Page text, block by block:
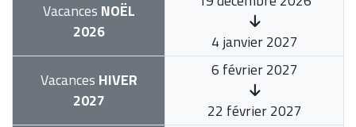
Vacances NOËL
2026
4 janvier 2027
Vacances HIVER
2027
6 février 2027
22 février 2027